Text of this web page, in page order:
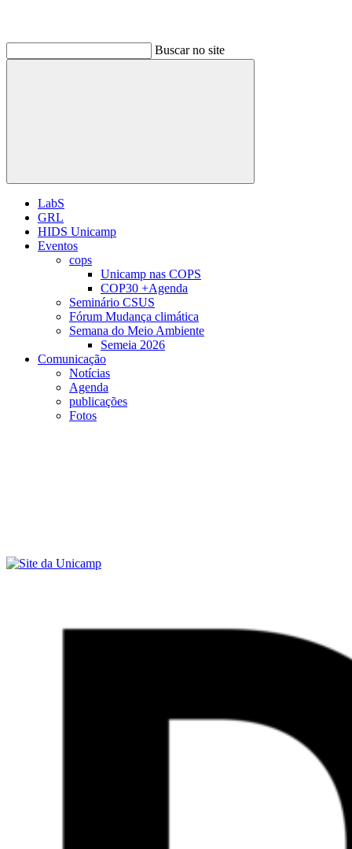
Buscar no site
Buscar
LabS
GRL
HIDS Unicamp
Eventos
cops
Unicamp nas COPS
COP30 +Agenda
Seminário CSUS
Fórum Mudança climática
Semana do Meio Ambiente
Semeia 2026
Comunicação
Notícias
Agenda
publicações
Fotos